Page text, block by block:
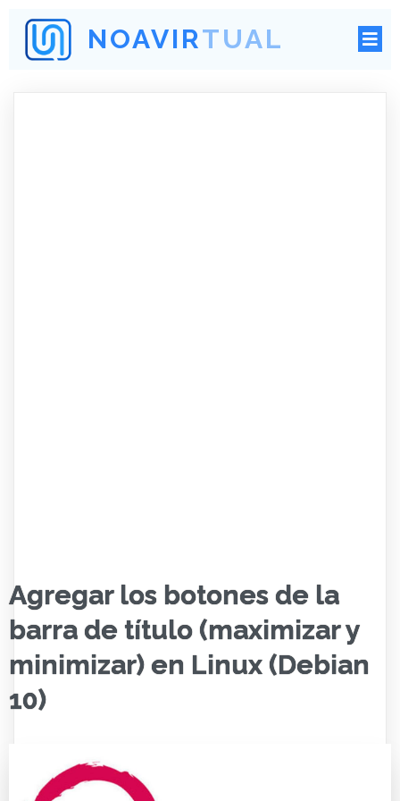
NOAVIRTUAL
Agregar los botones de la
barra de título (maximizar y
minimizar) en Linux (Debian
10)